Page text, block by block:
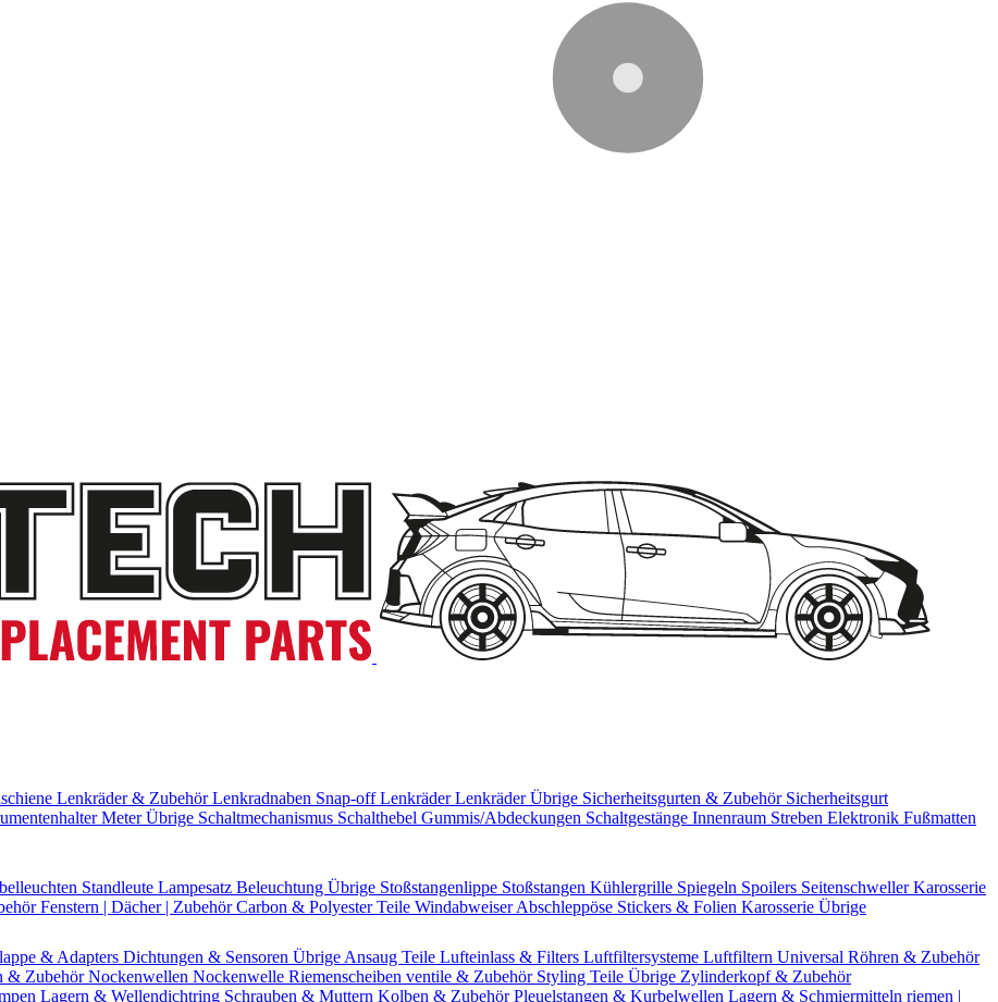
Lenkräder & ZubehörLenkradnaben Snap-offLenkräderLenkräder Übrige Sicherheitsgurten & Zubehör Sicherheitsgurt
Meter Übrige Schaltmechanismus Schalthebel Gummis/Abdeckungen Schaltgestänge Innenraum Streben Elektronik Fußmatten
Standleute Lampesatz Beleuchtung Übrige Stoßstangenlippe Stoßstangen Kühlergrille Spiegeln Spoilers SeitenschwellerKarosserie
Fenstern | Dächer | ZubehörCarbon & Polyester Teile WindabweiserAbschleppöse Stickers & Folien Karosserie Übrige
& Adapters Dichtungen & Sensoren Übrige Ansaug Teile Lufteinlass & Filters Luftfiltersysteme Luftfiltern Universal Röhren & Zubehör
& ZubehörNockenwellen Nockenwelle Riemenscheiben ventile & Zubehör Styling Teile Übrige Zylinderkopf & Zubehör
Lagern & Wellendichtring Schrauben & Muttern Kolben & ZubehörPleuelstangen & Kurbelwellen Lagern & Schmiermitteln riemen |